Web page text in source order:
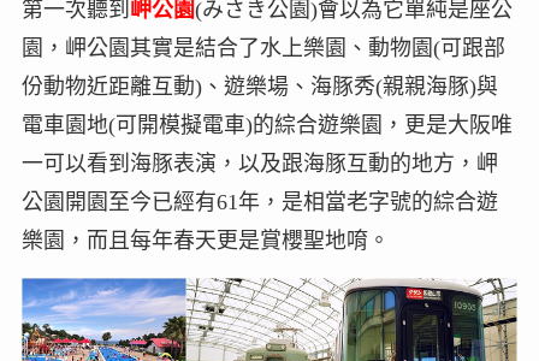
第一次聽到 岬公園(みさき公園)會以為它單純是座公
園，岬公園其實是結合了水上樂園、動物園(可跟部
份動物近距離互動)、遊樂場、海豚秀(親親海豚)與
電車園地(可開模擬電車)的綜合遊樂園，更是大阪唯
一可以看到海豚表演，以及跟海豚互動的地方，岬
公園開園至今已經有61年，是相當老字號的綜合遊
樂園，而且每年春天更是賞櫻聖地唷。